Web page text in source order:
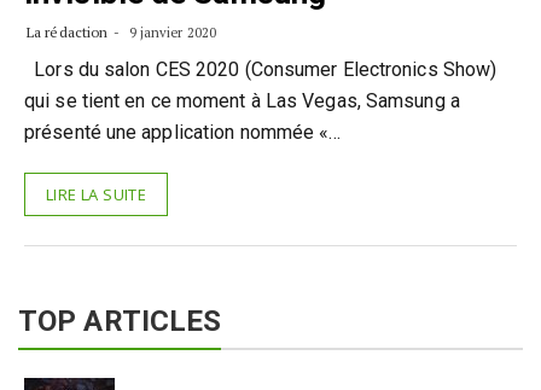
La rédaction 9 janvier 2020
Lors du salon CES 2020 (Consumer Electronics Show)
qui se tient en ce moment à Las Vegas, Samsung a
présenté une application nommée «…
LIRE LA SUITE
TOP ARTICLES